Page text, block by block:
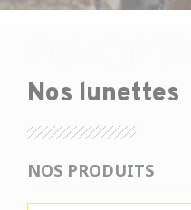
Nos lunettes
NOS PRODUITS